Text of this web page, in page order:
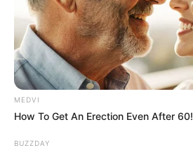
MEDVI
How To Get An Erection Even After 60!
BUZZDAY